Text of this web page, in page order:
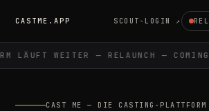
CASTME.APP SCOUT-LOGIN ↗
LÄUFT WEITER — RELAUNCH —
CAST ME — DIE CASTING-PLATTFORM